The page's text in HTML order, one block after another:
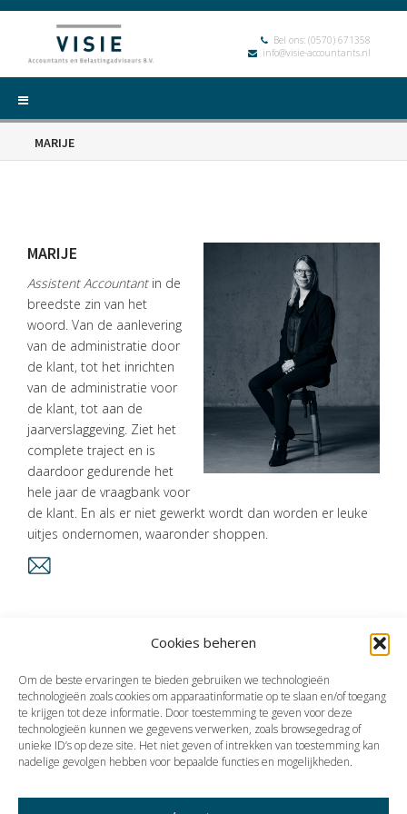
Cookies beheren
Om de beste ervaringen te bieden gebruiken we technologieën
technologieën zoals cookies om apparaatinformatie op te slaan en/of toegang
te krijgen tot deze informatie. Door toestemming te geven voor deze
technologieën kunnen we gegevens verwerken, zoals browsegedrag of
unieke ID’s op deze site. Het niet geven of intrekken van toestemming kan
nadelige gevolgen hebben voor bepaalde functies en mogelijkheden.
Bel ons: (0570) 671358
info@visie-accountants.nl
HOME
DIENSTEN
OVER
VISIE
ONS
TEAM
ACTUEEL
VACATURES
CONTACT
MARIJE
MARIJE
Assistent Accountantin de
breedste zin van het
woord. Van de aanlevering
van de administratie door
de klant, tot het inrichten
van de administratie voor
de klant, tot aan de
jaarverslaggeving. Ziet het
complete traject en is
daardoor gedurende het
hele jaar de vraagbank voor
de klant. En als er niet gewerkt wordt dan worden er leuke
uitjes ondernomen, waaronder shoppen.
Volgende